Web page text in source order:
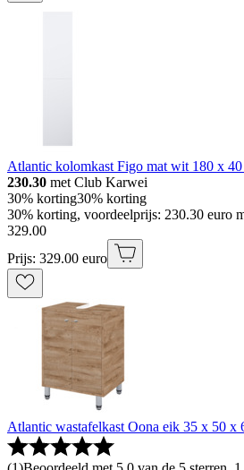
Atlantic kolomkast Figo mat wit 180 x
230.30 met Club Karwei
30% korting30% korting
30% korting, voordeelprijs: 230.30 euro
329.00
Prijs: 329.00 euro
Atlantic wastafelkast Oona eik 35 x 50 x